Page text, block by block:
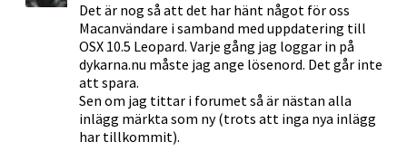
Det är nog så att det har hänt något för oss
Macanvändare i samband med uppdatering till
OSX 10.5 Leopard. Varje gång jag loggar in på
dykarna.nu måste jag ange lösenord. Det går inte
att spara.
Sen om jag tittar i forumet så är nästan alla
inlägg märkta som ny (trots att inga nya inlägg
har tillkommit).